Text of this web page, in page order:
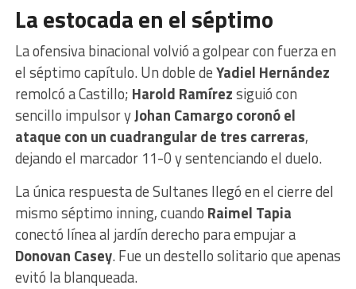
La estocada en el séptimo
La ofensiva binacional volvió a golpear con fuerza en
el séptimo capítulo. Un doble deYadiel Hernández
remolcó a Castillo; Harold Ramírezsiguió con
sencillo impulsor yJohan Camargo coronó el
ataque con un cuadrangular de tres carreras,
dejando el marcador 11-0 y sentenciando el duelo.
La única respuesta de Sultanes llegó en el cierre del
mismo séptimo inning, cuando Raimel Tapia
conectó línea al jardín derecho para empujar a
Donovan Casey. Fue un destello solitario que apenas
evitó la blanqueada.